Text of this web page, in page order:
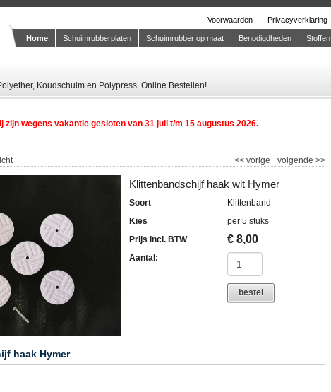
Voorwaarden Privacyverklaring
Koudschuim en Polypress. Online Bestellen!
Home Schuimrubberplaten Schuimrubber op maat Benodigdheden Stoffen
zijn wegens vakantie gesloten van 31 juli t/m 15 augustus 2026.
volgende >>
<<vorige
Klittenbandschijf haak wit Hymer
Soort
Klittenband
Kies
per 5 stuks
Prijs incl. BTW
€ 8,00
Aantal:
bestel
haak Hymer